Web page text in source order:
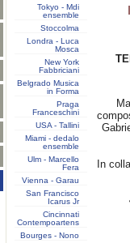
Tokyo - Mdi
ensemble
Stoccolma
Londra - Luca
Mosca
New York
Fabbriciani
Belgrado Musica
in Forma
Praga
Franceschini
USA - Tallini
Miami - dedalo
ensemble
Ulm - Marcello
Fera
Vienna - Garau
San Francisco
Icarus Jr
Cincinnati
Contempoartens
Bourges - Nono
In